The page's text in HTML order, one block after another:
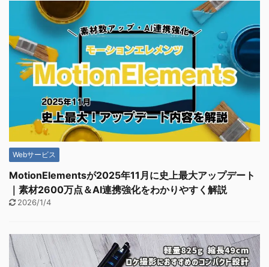
Webサービス
MotionElementsが2025年11月に史上最大アップデート
｜素材2600万点＆AI連携強化をわかりやすく解説
2026/1/4